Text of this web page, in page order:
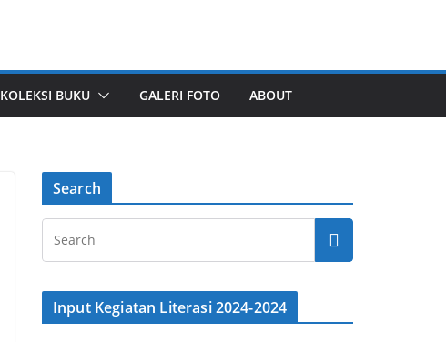
KOLEKSI BUKU GALERI FOTO ABOUT
Search
Input Kegiatan Literasi 2024-2024